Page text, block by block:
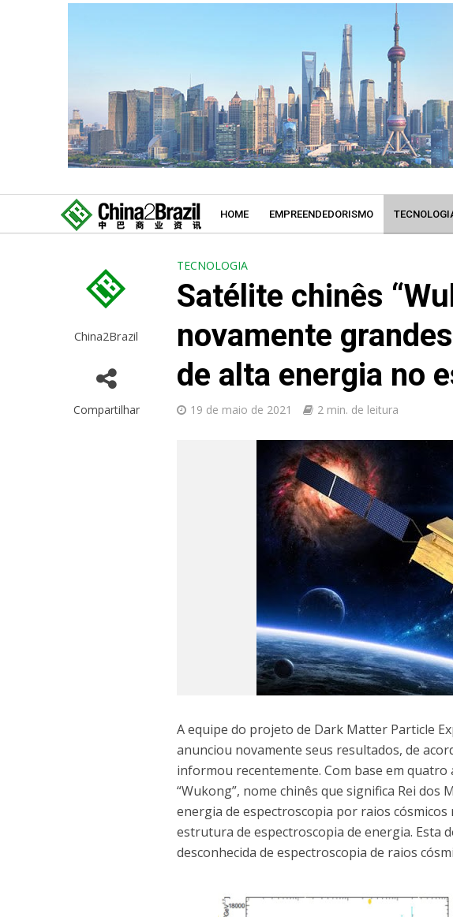
HOME EMPREENDEDORISMO
China2Brazil
Compartilhar
TECNOLOGIA
Satélite chinês
novamente
de alta energia no
19 de maio de 2021 2 min. de leitura
A equipe do projeto de Dark Matter Particle
anunciou novamente seus resultados, de
informou recentemente. Com base em
“Wukong”, nome chinês que significa Rei dos
energia de espectroscopia por raios
estrutura de espectroscopia de energia. Esta
desconhecida de espectroscopia de raios